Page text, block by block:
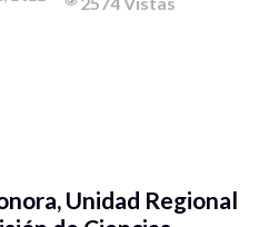
Unidad Regional